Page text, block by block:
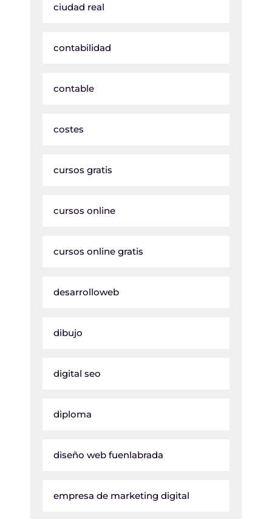
ciudad real
contabilidad
contable
costes
cursos gratis
cursos online
cursos online gratis
desarrolloweb
dibujo
digital seo
diploma
diseño web fuenlabrada
empresa de marketing digital